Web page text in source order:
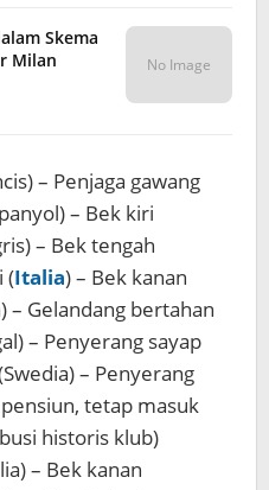
Skema
Milan
No Image
– Penjaga gawang
– Bek kiri
– Bek tengah
(Italia) – Bek kanan
– Gelandang bertahan
– Penyerang sayap
– Penyerang
tetap masuk
historis klub)
– Bek kanan